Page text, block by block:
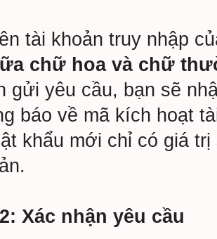
tài khoản truy nhập
chữ hoa và chữ
gửi yêu cầu, bạn sẽ
báo về mã kích hoạt
khẩu mới chỉ có giá
Xác nhận yêu cầu